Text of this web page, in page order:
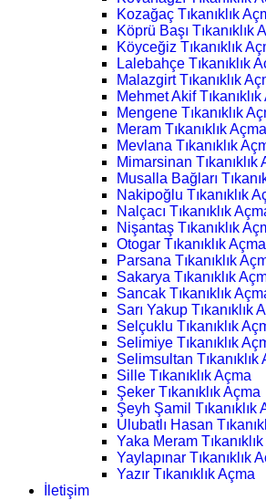
Kozağaç Tıkanıklık
Köprü Başı Tıkanıklık
Köyceğiz Tıkanıklık
Lalebahçe Tıkanıklık
Malazgirt Tıkanıklık
Mehmet Akif
Mengene Tıkanıklık
Meram Tıkanıklık Açma
Mevlana Tıkanıklık
Mimarsinan Tıkanıklık
Musalla Bağları
Nakipoğlu Tıkanıklık
Nalçacı Tıkanıklık
Nişantaş Tıkanıklık
Otogar Tıkanıklık Açma
Parsana Tıkanıklık
Sakarya Tıkanıklık
Sancak Tıkanıklık
Sarı Yakup Tıkanıklık
Selçuklu Tıkanıklık
Selimiye Tıkanıklık
Selimsultan Tıkanıklık
Sille Tıkanıklık Açma
Şeker Tıkanıklık Açma
Şeyh Şamil Tıkanıklık
Ulubatlı Hasan
Yaka Meram
Yaylapınar Tıkanıklık
Yazır Tıkanıklık Açma
İletişim